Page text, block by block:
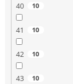
40 10
41 10
42 10
43 10